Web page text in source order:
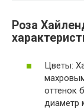
Роза
Цветы:
оттенок
диаметр